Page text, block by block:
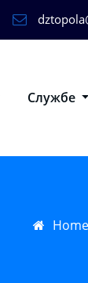
Службе
Home